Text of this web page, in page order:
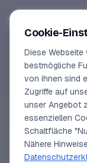
Online-Kurse
Vorschau
Erfahrungen
Lehrbuchautor
SEGELLEXIKON
Cookie-
Diese
bestmögliche
von ihnen sind
Zugriffe auf
unser Angebot
essenziellen
Schaltfläche
Nähere